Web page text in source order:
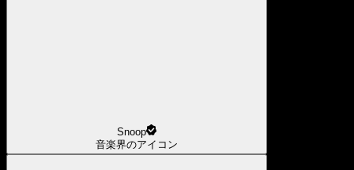
Snoop
音楽界のアイコン